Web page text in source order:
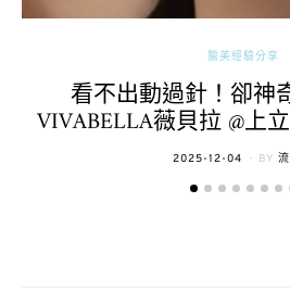
醫美經驗分享
看不出動過針！卻神
VIVABELLA薇貝拉 @上
POSTED
2025-12-04 BY